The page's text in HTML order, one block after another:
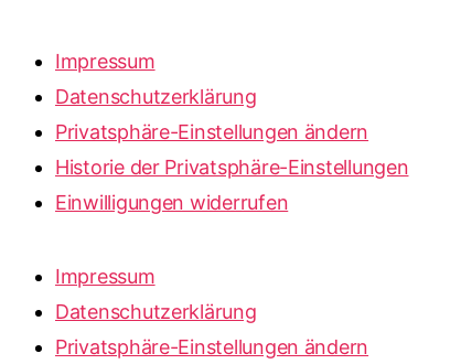
Impressum
Datenschutzerklärung
Privatsphäre-Einstellungen ändern
Historie der Privatsphäre-Einstellungen
Einwilligungen widerrufen
Impressum
Datenschutzerklärung
Privatsphäre-Einstellungen ändern